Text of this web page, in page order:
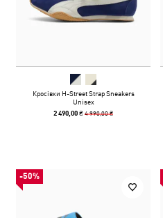
Кросівки H-Street Strap Sneakers
Unisex
2 490,00 ₴4 990,00 ₴
-50%